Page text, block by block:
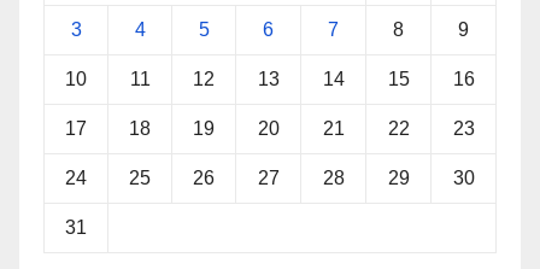
3 4 5 6 7 8 9
10 11 12 13 14 15 16
17 18 19 20 21 22 23
24 25 26 27 28 29 30
31